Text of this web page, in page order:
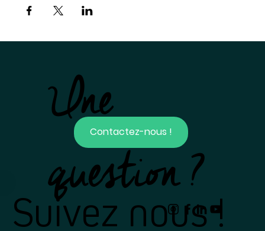
Une
question ?
Suivez nous !
Contactez-nous !